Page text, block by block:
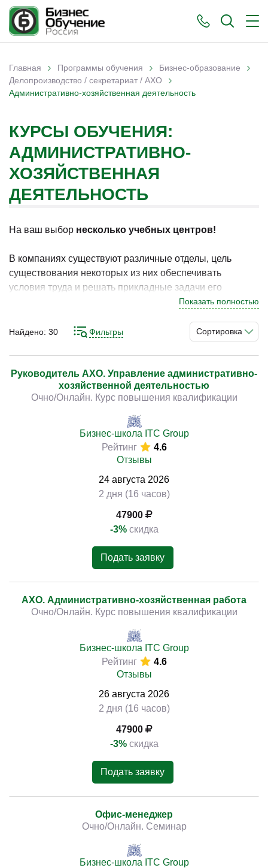
Вы здесь
Главная › Программы обучения › Бизнес-образование ›
Делопроизводство / секретариат / АХО ›
Административно-хозяйственная деятельность
КУРСЫ ОБУЧЕНИЯ:
АДМИНИСТРАТИВНО-
ХОЗЯЙСТВЕННАЯ
ДЕЯТЕЛЬНОСТЬ
На ваш выбор несколько учебных центров!
В компаниях существуют различные отделы, цель
существования некоторых из них обеспечивать
условия труда и решать прикладные задачи его
обеспечения. Таковым является подразделения АХО,
Работа по этому направлению требует определённой
подготовки и знаний, в особенности на позициях выше
начальной. Нужно понимать в организации,
планировании и контроле многих аспектов
функционирования компании, чего без обучения
добиться сложно. Получить его вы можете на курсах
соответствующей направленности. Они предлагают
различные программы подготовки по специализациям
Показать полностью
Сортировка
Найдено: 30 Фильтры
Руководитель АХО. Управление административно-
хозяйственной деятельностью
Очно/Онлайн. Курс повышения квалификации
Бизнес-школа ITC Group
Рейтинг
4.6
Отзывы
24 августа 2026
2 дня (16 часов)
47900
-3% скидка
Подать заявку
АХО. Административно-хозяйственная работа
Очно/Онлайн. Курс повышения квалификации
Бизнес-школа ITC Group
Рейтинг
4.6
Отзывы
26 августа 2026
2 дня (16 часов)
47900
-3% скидка
Подать заявку
Офис-менеджер
Очно/Онлайн. Семинар
Бизнес-школа ITC Group